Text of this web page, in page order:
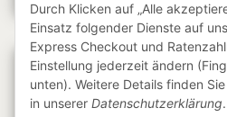
Gesetzliche Informationen
Durch Klicken auf „Alle
Einsatz folgender Dienste auf
Express Checkout und
Einstellung jederzeit ändern
unten). Weitere Details finden
in unserer Datenschutzerklärung.